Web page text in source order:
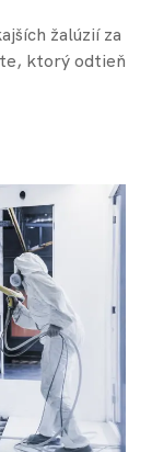
žalúzií za
ktorý odtieň